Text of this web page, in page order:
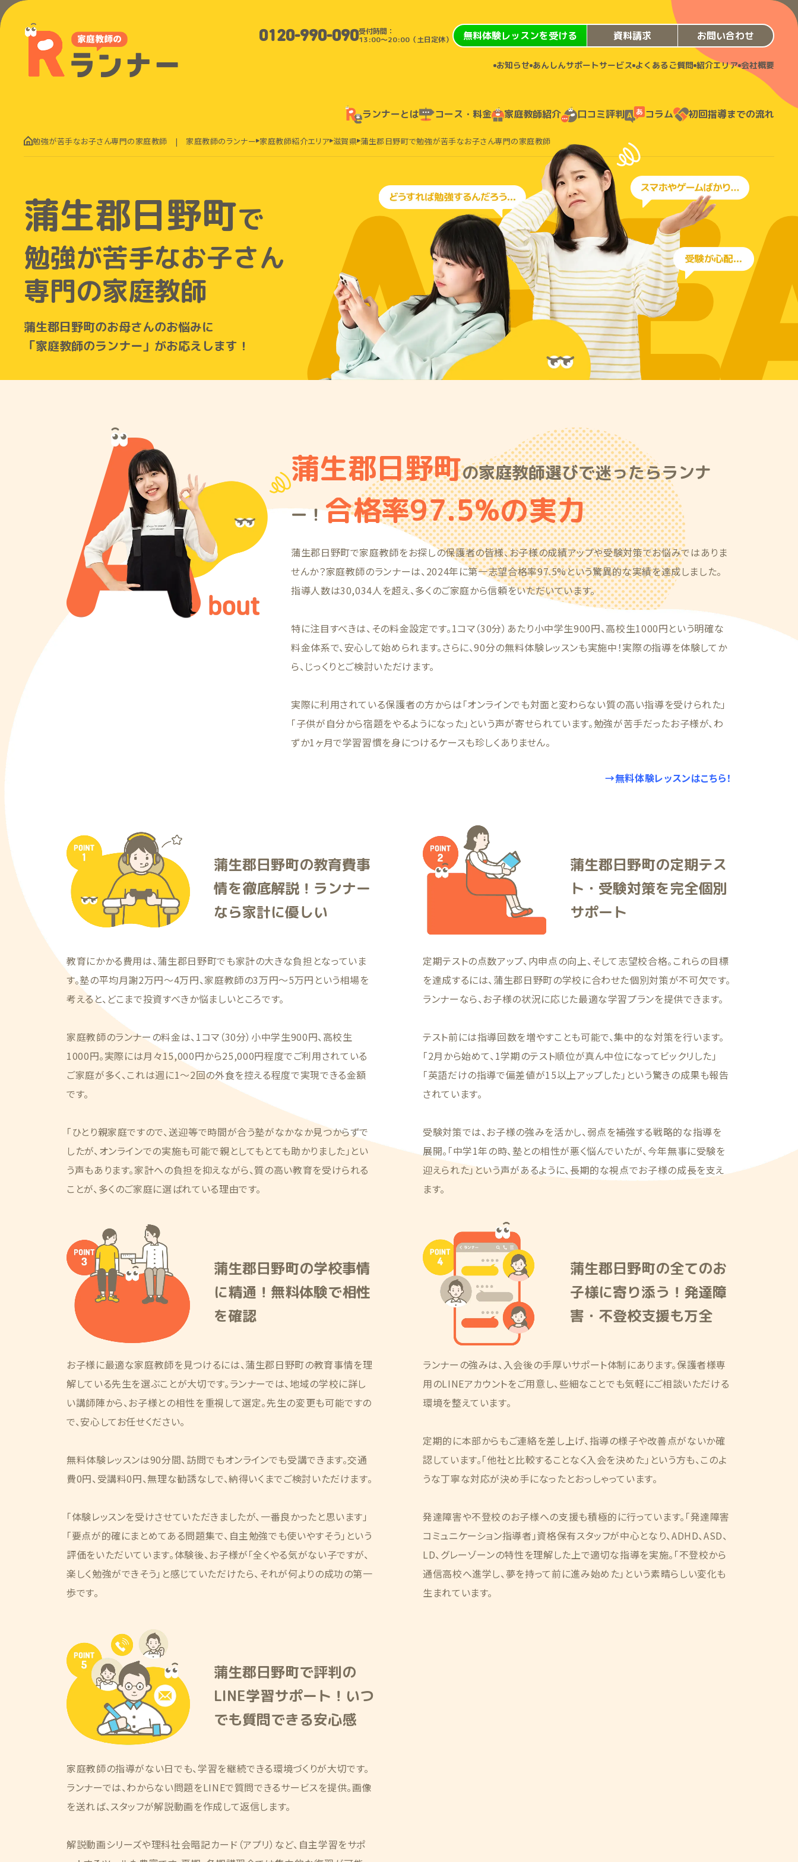
0120-990-090受付時間：
13:00〜20:00（土日定休）
無料体験レッスンを受ける 資料請求 お問い合わせ
お知らせ あんしんサポートサービス よくあるご質問 紹介エリア 会社概要
ランナーとは コース・料金 家庭教師紹介 口コミ評判 コラム 初回指導までの流れ
勉強が苦手なお子さん専門の家庭教師 | 家庭教師のランナー 家庭教師紹介エリア 滋賀県 蒲生郡日野町で勉強が苦手なお子さん専門の家庭教師
蒲生郡日野町で
勉強が苦手なお子さん
専門の家庭教師
蒲生郡日野町のお母さんのお悩みに
「家庭教師のランナー」がお応えします！
蒲生郡日野町の家庭教師選びで迷ったらランナ
ー！合格率97.5%の実力
蒲生郡日野町で家庭教師をお探しの保護者の皆様、お子様の成績アップや受験対策でお悩みではありま
せんか？家庭教師のランナーは、2024年に第一志望合格率97.5%という驚異的な実績を達成しました。
指導人数は30,034人を超え、多くのご家庭から信頼をいただいています。
特に注目すべきは、その料金設定です。1コマ（30分）あたり小中学生900円、高校生1000円という明確な
料金体系で、安心して始められます。さらに、90分の無料体験レッスンも実施中！実際の指導を体験してか
ら、じっくりとご検討いただけます。
実際に利用されている保護者の方からは「オンラインでも対面と変わらない質の高い指導を受けられた」
「子供が自分から宿題をやるようになった」という声が寄せられています。勉強が苦手だったお子様が、わ
ずか1ヶ月で学習習慣を身につけるケースも珍しくありません。
→無料体験レッスンはこちら！
蒲生郡日野町の教育費事
情を徹底解説！ランナー
なら家計に優しい
教育にかかる費用は、蒲生郡日野町でも家計の大きな負担となっていま
す。塾の平均月謝2万円〜4万円、家庭教師の3万円〜5万円という相場を
考えると、どこまで投資すべきか悩ましいところです。
家庭教師のランナーの料金は、1コマ（30分）小中学生900円、高校生
1000円。実際には月々15,000円から25,000円程度でご利用されている
ご家庭が多く、これは週に1〜2回の外食を控える程度で実現できる金額
です。
「ひとり親家庭ですので、送迎等で時間が合う塾がなかなか見つからずで
したが、オンラインでの実施も可能で親としてもとても助かりました」とい
う声もあります。家計への負担を抑えながら、質の高い教育を受けられる
ことが、多くのご家庭に選ばれている理由です。
蒲生郡日野町の定期テス
ト・受験対策を完全個別
サポート
定期テストの点数アップ、内申点の向上、そして志望校合格。これらの目標
を達成するには、蒲生郡日野町の学校に合わせた個別対策が不可欠です。
ランナーなら、お子様の状況に応じた最適な学習プランを提供できます。
テスト前には指導回数を増やすことも可能で、集中的な対策を行います。
「2月から始めて、1学期のテスト順位が真ん中位になってビックリした」
「英語だけの指導で偏差値が15以上アップした」という驚きの成果も報告
されています。
受験対策では、お子様の強みを活かし、弱点を補強する戦略的な指導を
展開。「中学1年の時、塾との相性が悪く悩んでいたが、今年無事に受験を
迎えられた」という声があるように、長期的な視点でお子様の成長を支え
ます。
蒲生郡日野町の学校事情
に精通！無料体験で相性
を確認
お子様に最適な家庭教師を見つけるには、蒲生郡日野町の教育事情を理
解している先生を選ぶことが大切です。ランナーでは、地域の学校に詳し
い講師陣から、お子様との相性を重視して選定。先生の変更も可能ですの
で、安心してお任せください。
無料体験レッスンは90分間、訪問でもオンラインでも受講できます。交通
費0円、受講料0円、無理な勧誘なしで、納得いくまでご検討いただけます。
「体験レッスンを受けさせていただきましたが、一番良かったと思います」
「要点が的確にまとめてある問題集で、自主勉強でも使いやすそう」という
評価をいただいています。体験後、お子様が「全くやる気がない子ですが、
楽しく勉強ができそう」と感じていただけたら、それが何よりの成功の第一
歩です。
蒲生郡日野町の全てのお
子様に寄り添う！発達障
害・不登校支援も万全
ランナーの強みは、入会後の手厚いサポート体制にあります。保護者様専
用のLINEアカウントをご用意し、些細なことでも気軽にご相談いただける
環境を整えています。
定期的に本部からもご連絡を差し上げ、指導の様子や改善点がないか確
認しています。「他社と比較することなく入会を決めた」という方も、このよ
うな丁寧な対応が決め手になったとおっしゃっています。
発達障害や不登校のお子様への支援も積極的に行っています。「発達障害
コミュニケーション指導者」資格保有スタッフが中心となり、ADHD、ASD、
LD、グレーゾーンの特性を理解した上で適切な指導を実施。「不登校から
通信高校へ進学し、夢を持って前に進み始めた」という素晴らしい変化も
生まれています。
蒲生郡日野町で評判の
LINE学習サポート！いつ
でも質問できる安心感
家庭教師の指導がない日でも、学習を継続できる環境づくりが大切です。
ランナーでは、わからない問題をLINEで質問できるサービスを提供。画像
を送れば、スタッフが解説動画を作成して返信します。
解説動画シリーズや理科社会暗記カード（アプリ）など、自主学習をサポ